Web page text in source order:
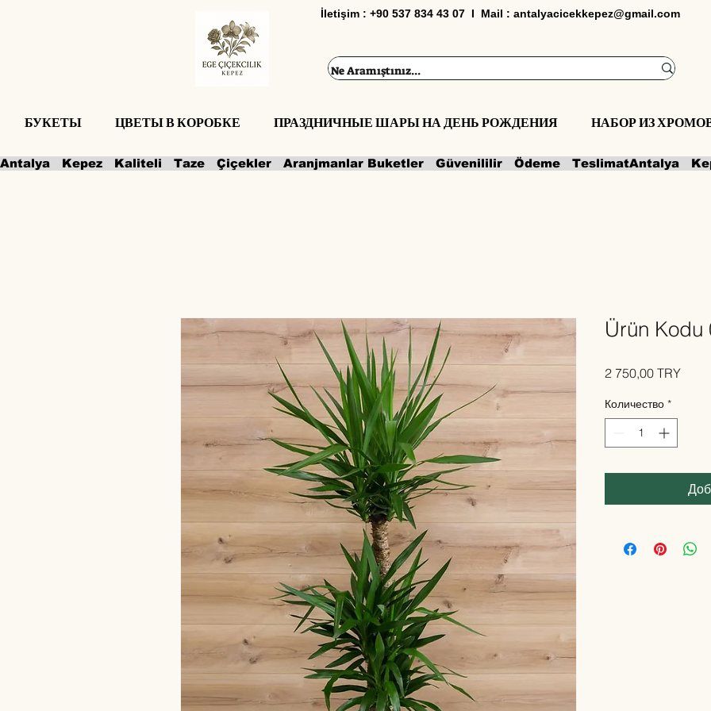
İletişim : +90 537 834 43 07 I Mail : antalyacicekkepez@gmail.com
БУКЕТЫ ЦВЕТЫ В КОРОБКЕ ПРАЗДНИЧНЫЕ ШАРЫ НА ДЕНЬ РОЖДЕНИЯ НАБОР ИЗ
Antalya   Kepez   Kaliteli   Taze   Çiçekler   Aranjmanlar Buketler   Güvenililir   Ödeme   Teslimat
Ürün Kodu
2 750,00 TRYЦена
Количество *